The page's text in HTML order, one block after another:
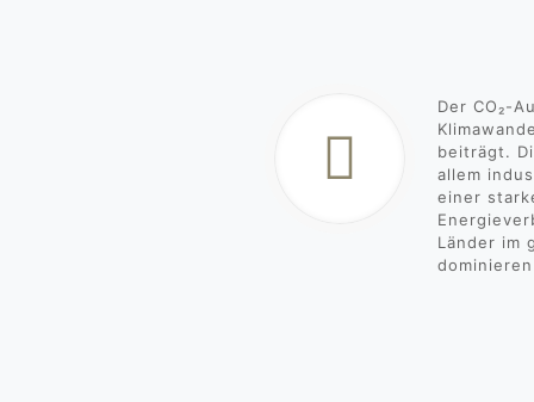
Der CO₂-
beiträgt.
allem
einer
Länder im